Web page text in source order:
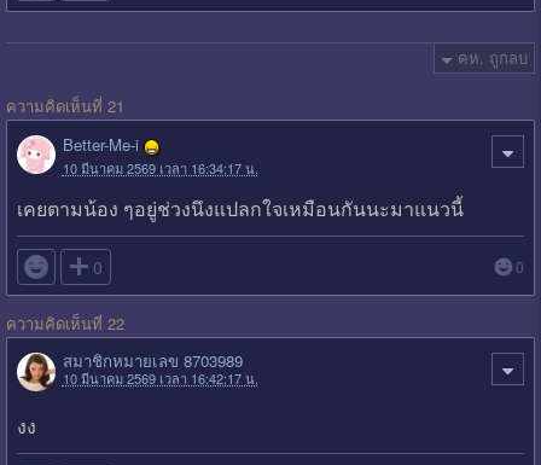
คห. ถูกลบ
ความคิดเห็นที่ 21
Better-Me-i
10 มีนาคม 2569 เวลา 16:34:17 น.
เคยตามน้อง ๆอยู่ช่วงนึงแปลกใจเหมือนกันนะมาแนวนี้
 0 0
ความคิดเห็นที่ 22
สมาชิกหมายเลข 8703989
10 มีนาคม 2569 เวลา 16:42:17 น.
งง